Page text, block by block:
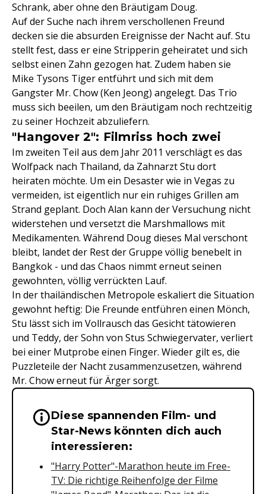
Schrank, aber ohne den Bräutigam Doug.
Auf der Suche nach ihrem verschollenen Freund
decken sie die absurden Ereignisse der Nacht auf. Stu
stellt fest, dass er eine Stripperin geheiratet und sich
selbst einen Zahn gezogen hat. Zudem haben sie
Mike Tysons Tiger entführt und sich mit dem
Gangster Mr. Chow (Ken Jeong) angelegt. Das Trio
muss sich beeilen, um den Bräutigam noch rechtzeitig
zu seiner Hochzeit abzuliefern.
"Hangover 2": Filmriss hoch zwei
Im zweiten Teil aus dem Jahr 2011 verschlägt es das
Wolfpack nach Thailand, da Zahnarzt Stu dort
heiraten möchte. Um ein Desaster wie in Vegas zu
vermeiden, ist eigentlich nur ein ruhiges Grillen am
Strand geplant. Doch Alan kann der Versuchung nicht
widerstehen und versetzt die Marshmallows mit
Medikamenten. Während Doug dieses Mal verschont
bleibt, landet der Rest der Gruppe völlig benebelt in
Bangkok - und das Chaos nimmt erneut seinen
gewohnten, völlig verrückten Lauf.
In der thailändischen Metropole eskaliert die Situation
gewohnt heftig: Die Freunde entführen einen Mönch,
Stu lässt sich im Vollrausch das Gesicht tätowieren
und Teddy, der Sohn von Stus Schwiegervater, verliert
bei einer Mutprobe einen Finger. Wieder gilt es, die
Puzzleteile der Nacht zusammenzusetzen, während
Mr. Chow erneut für Ärger sorgt.
Wichtige Hinweise &
Diese spannenden Film- und
Star-News könnten dich auch
interessieren:
"Harry Potter"-Marathon heute im Free-
TV: Die richtige Reihenfolge der Filme